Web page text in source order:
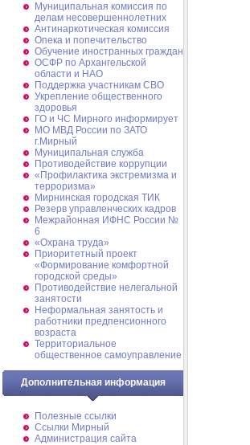
Муниципальная комиссия по
делам несовершеннолетних
Антинаркотическая комиссия
Опека и попечительство
Обучение иностранных граждан
ОСФР по Архангельской
области и НАО
Поддержка участникам СВО
Укрепление общественного
здоровья
ГО и ЧС Мирного информирует
МО МВД России по ЗАТО
г.Мирный
Муниципальная cлужба
Противодействие коррупции
«Профилактика экстремизма и
терроризма»
Мирнинская городская ТИК
Резерв управленческих кадров
Межрайонная ИФНС России №
6
«Охрана труда»
Приоритетный проект
«Формирование комфортной
городской среды»
Противодействие нелегальной
занятости
Неформальная занятость и
работники предпенсионного
возраста
Территориальное
общественное самоуправление
Дополнительная информация
Полезные ссылки
Ссылки Мирный
Администрация сайта